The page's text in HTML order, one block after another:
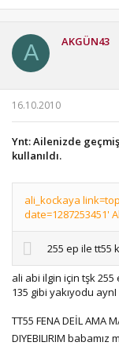
A AKGÜN43
16.10.2010
Ynt: Ailenizde
kullanıldı.
ali_kockaya
date=1287253451'
255 ep ile tt55
ali abi ilgin için tşk
135 gibi yakıyodu aynI
TT55 FENA DEİL AMA
DIYEBILIRIM